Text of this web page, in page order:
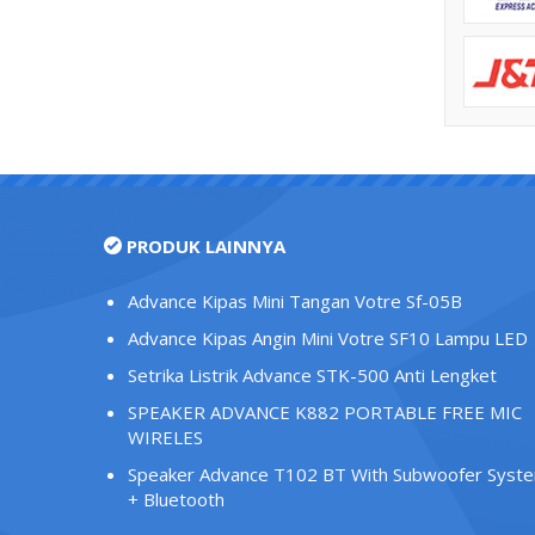
PRODUK LAINNYA
Advance Kipas Mini Tangan Votre Sf-05B
Advance Kipas Angin Mini Votre SF10 Lampu LED
Setrika Listrik Advance STK-500 Anti Lengket
SPEAKER ADVANCE K882 PORTABLE FREE MIC
WIRELES
Speaker Advance T102 BT With Subwoofer
+ Bluetooth